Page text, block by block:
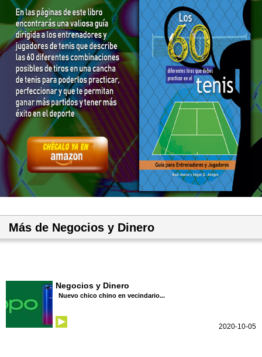
Más de Negocios y Dinero
Negocios y Dinero
Nuevo chico chino en vecindario...
2020-10-05